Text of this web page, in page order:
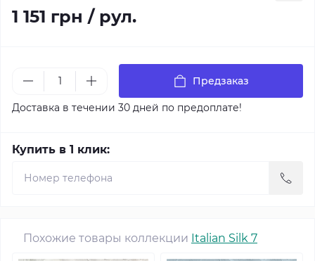
1 151 грн / рул.
Предзаказ
Доставка в течении 30 дней по предоплате!
Купить в 1 клик:
Похожие товары коллекции Italian Silk 7